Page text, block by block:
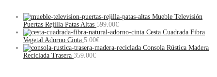
Mueble Televisión
Puertas Rejilla Patas Altas 599.00€
Cesta Cuadrada Fibra
Vegetal Adorno Cinta 5.00€
Consola Rústica Madera
Reciclada Trasera 359.00€